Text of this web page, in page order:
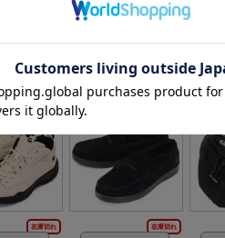
在庫切れ 在庫切れ
在庫切れ 在庫切れ